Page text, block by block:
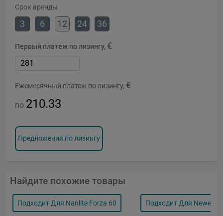
Срок аренды
3 6 12 24 36
Первый платеж по лизингу, €
Ежемесячный платеж по лизингу, €
no 210.33
Предложения по лизингу
Найдите похожие товары
Подходит Для Nanlite Forza 60 Подходит Для Newell